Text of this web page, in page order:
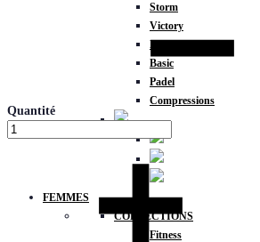
Storm
Victory
Météore
Basic
Padel
Compressions
FEMMES
COLLECTIONS
Fitness
Quantité